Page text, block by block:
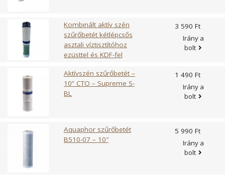
szórófejek eltömődését. A Dropson rendelkezik ivóvíz
vírusok és baktériumok jelentős részét.
Kombinált aktív szén
szűrőbetét kétlépcsős
asztali víztisztítóhoz
ezüsttel és KDF-fel
3 590 Ft
Irány a
bolt
Aktívszén szűrőbetét –
10” CTO – Supreme S-
BL
1 490 Ft
Irány a
bolt
Aquaphor szűrőbetét
B510-07 – 10″
5 990 Ft
Irány a
bolt